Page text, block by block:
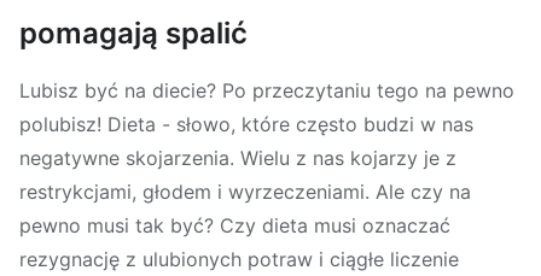
pomagają spalić
Lubisz być na diecie? Po przeczytaniu tego na pewno
polubisz! Dieta - słowo, które często budzi w nas
negatywne skojarzenia. Wielu z nas kojarzy je z
restrykcjami, głodem i wyrzeczeniami. Ale czy na
pewno musi tak być? Czy dieta musi oznaczać
rezygnację z ulubionych potraw i ciągłe liczenie